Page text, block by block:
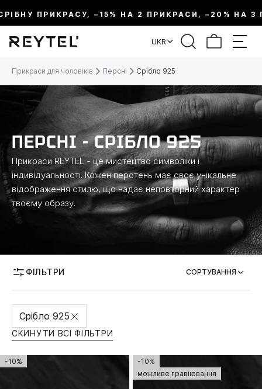
ПРИКРАСУ, –15% НА 2 ПРИКРАСИ, –20% НА 3
UKR
Прикраси для чоловіків Персні Срібло 925
ПЕРСНІ - СРІБЛО 925
Прикраси REYTEL - це мистецтво символіки і
індивідуальності. Кожен перстень має своє унікальне
відображення стилю, що надає неповторний характер
твоєму образу.
ФІЛЬТРИ
ФІЛЬТР
МЕТАЛ
ВИД ПРИКРАСИ
КОЛЕКЦІЇ
РОЗМІР
СОРТУВАННЯ
Срібло 925
СКИНУТИ ВСІ ФІЛЬТРИ
-10%
-10%
можливе гравіювання